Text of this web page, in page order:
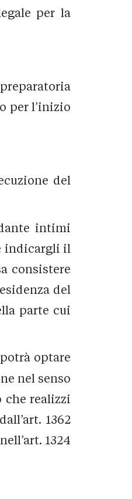
per la
per l’inizio
del
intimi
indicargli il
consistere
del
parte cui
optare
nel senso
che realizzi
1362
1324